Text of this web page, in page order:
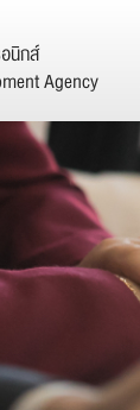
นิกส์
Agency